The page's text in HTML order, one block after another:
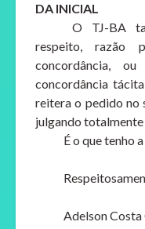
DA INICIAL
O TJ-BA
respeito, razão
concordância,
concordância
reitera o pedido no
julgando
É o que tenho a
Adelson Costa